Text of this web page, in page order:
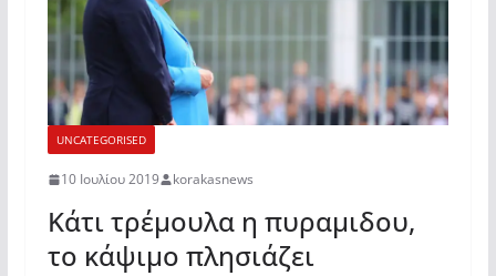
UNCATEGORISED
10 Ιουλίου 2019 korakasnews
Κάτι τρέμουλα η πυραμιδου,
το κάψιμο πλησιάζει